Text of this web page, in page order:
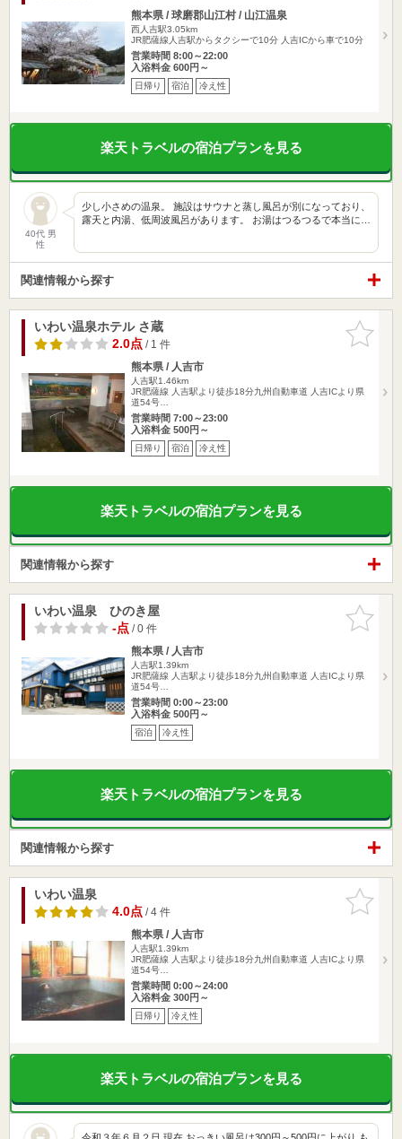
熊本県 / 球磨郡山江村 / 山江温泉
西人吉駅3.05km
JR肥薩線人吉駅からタクシーで10分 人吉ICから車で10分
営業時間 8:00～22:00
入浴料金 600円～
日帰り 宿泊 冷え性
楽天トラベルの宿泊プランを見る
40代 男
性
少し小さめの温泉。 施設はサウナと蒸し風呂が別になっており、
露天と内湯、低周波風呂があります。 お湯はつるつるで本当に…
関連情報から探す
お気に入
りに追加
いわい温泉ホテル さ蔵
2.0点/ 1 件
熊本県 / 人吉市
人吉駅1.46km
JR肥薩線 人吉駅より徒歩18分九州自動車道 人吉ICより県
道54号…
営業時間 7:00～23:00
入浴料金 500円～
日帰り 宿泊 冷え性
楽天トラベルの宿泊プランを見る
関連情報から探す
お気に入
りに追加
いわい温泉 ひのき屋
-点/ 0 件
熊本県 / 人吉市
人吉駅1.39km
JR肥薩線 人吉駅より徒歩18分九州自動車道 人吉ICより県
道54号…
営業時間 0:00～23:00
入浴料金 500円～
宿泊 冷え性
楽天トラベルの宿泊プランを見る
関連情報から探す
お気に入
りに追加
いわい温泉
4.0点/ 4 件
熊本県 / 人吉市
人吉駅1.39km
JR肥薩線 人吉駅より徒歩18分九州自動車道 人吉ICより県
道54号…
営業時間 0:00～24:00
入浴料金 300円～
日帰り 冷え性
楽天トラベルの宿泊プランを見る